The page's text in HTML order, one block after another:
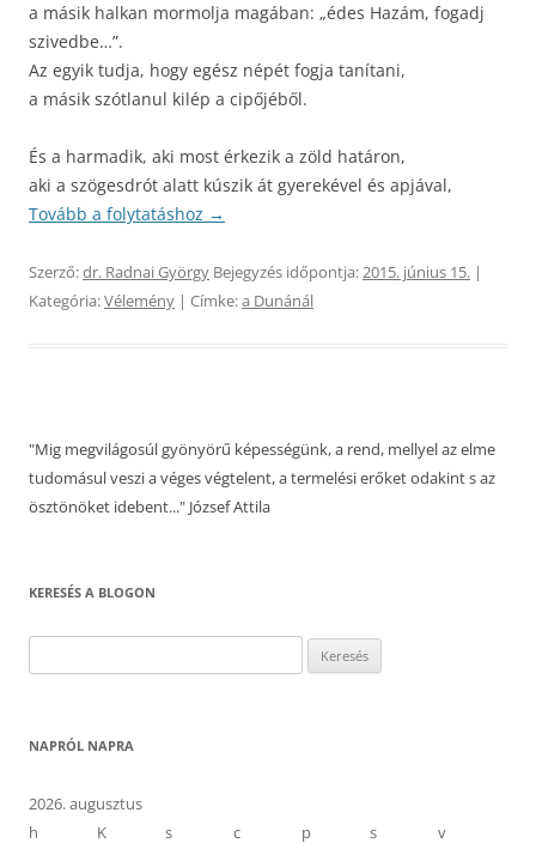
a másik halkan mormolja magában: „édes Hazám, fogadj
szivedbe…”.
Az egyik tudja, hogy egész népét fogja tanítani,
a másik szótlanul kilép a cipőjéből.
És a harmadik, aki most érkezik a zöld határon,
aki a szögesdrót alatt kúszik át gyerekével és apjával,
Tovább a folytatáshoz →
Szerző:dr. Radnai György Bejegyzés időpontja:2015. június 15. |
Kategória:Vélemény | Címke:a Dunánál
"Mig megvilágosúl gyönyörű képességünk, a rend, mellyel az elme
tudomásul veszi a véges végtelent, a termelési erőket odakint s az
ösztönöket idebent..." József Attila
KERESÉS A BLOGON
NAPRÓL NAPRA
2026. augusztus
h
K s c p s
v